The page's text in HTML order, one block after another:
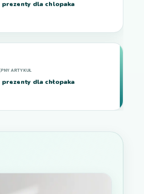
dla chlopaka
dla chłopaka